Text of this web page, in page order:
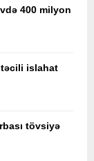
400 milyon
təcili islahat
tövsiyə